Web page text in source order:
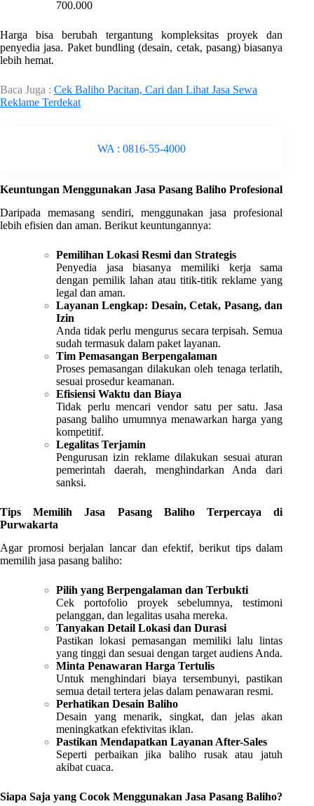
700.000
Harga bisa berubah tergantung kompleksitas proyek dan
penyedia jasa. Paket bundling (desain, cetak, pasang) biasanya
lebih hemat.
Baca Juga : Cek Baliho Pacitan, Cari dan Lihat Jasa Sewa
Reklame Terdekat
WA : 0816-55-4000
Keuntungan Menggunakan Jasa Pasang Baliho Profesional
Daripada memasang sendiri, menggunakan jasa profesional
lebih efisien dan aman. Berikut keuntungannya:
Pemilihan Lokasi Resmi dan Strategis
Penyedia jasa biasanya memiliki kerja sama
dengan pemilik lahan atau titik-titik reklame yang
legal dan aman.
Layanan Lengkap: Desain, Cetak, Pasang, dan
Izin
Anda tidak perlu mengurus secara terpisah. Semua
sudah termasuk dalam paket layanan.
Tim Pemasangan Berpengalaman
Proses pemasangan dilakukan oleh tenaga terlatih,
sesuai prosedur keamanan.
Efisiensi Waktu dan Biaya
Tidak perlu mencari vendor satu per satu. Jasa
pasang baliho umumnya menawarkan harga yang
kompetitif.
Legalitas Terjamin
Pengurusan izin reklame dilakukan sesuai aturan
pemerintah daerah, menghindarkan Anda dari
sanksi.
Tips Memilih Jasa Pasang Baliho Terpercaya di
Purwakarta
Agar promosi berjalan lancar dan efektif, berikut tips dalam
memilih jasa pasang baliho:
Pilih yang Berpengalaman dan Terbukti
Cek portofolio proyek sebelumnya, testimoni
pelanggan, dan legalitas usaha mereka.
Tanyakan Detail Lokasi dan Durasi
Pastikan lokasi pemasangan memiliki lalu lintas
yang tinggi dan sesuai dengan target audiens Anda.
Minta Penawaran Harga Tertulis
Untuk menghindari biaya tersembunyi, pastikan
semua detail tertera jelas dalam penawaran resmi.
Perhatikan Desain Baliho
Desain yang menarik, singkat, dan jelas akan
meningkatkan efektivitas iklan.
Pastikan Mendapatkan Layanan After-Sales
Seperti perbaikan jika baliho rusak atau jatuh
akibat cuaca.
Siapa Saja yang Cocok Menggunakan Jasa Pasang Baliho?